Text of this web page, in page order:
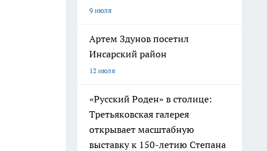
9 июля
Артем Здунов посетил
Инсарский район
12 июля
«Русский Роден» в столице:
Третьяковская галерея
открывает масштабную
выставку к 150-летию Степана